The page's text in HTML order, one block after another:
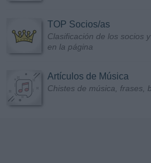
TOP Socios/as
Clasificación de los socios
en la página
Artículos de Música
Chistes de música, frases,